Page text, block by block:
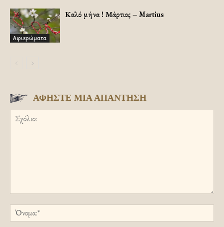
Αφιερώματα
Καλό μήνα ! Μάρτιος – Martius
ΑΦΗΣΤΕ ΜΙΑ ΑΠΑΝΤΗΣΗ